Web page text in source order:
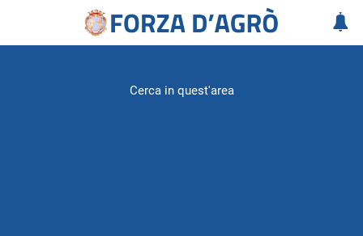
Cerca in quest'area